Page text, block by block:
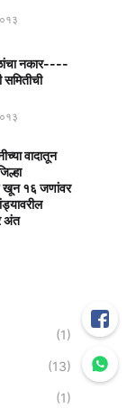
नकार----
वादातून
खून १६ जणांवर
अंत
(1)
(13)
(1)